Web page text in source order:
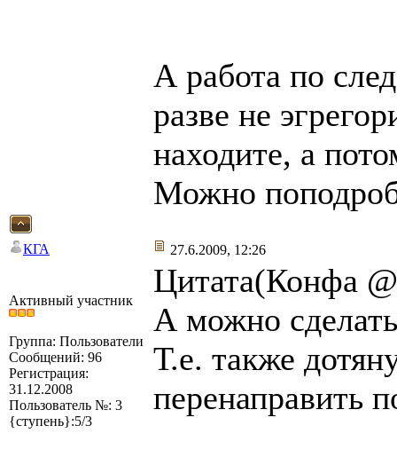
А работа по
разве не
находите, а
Можно
КГА 27.6.2009, 12:26
Активный участник
Группа: Пользователи
Сообщений: 96
Регистрация:
31.12.2008
Пользователь №: 3
{ступень}:5/3
Цитата(Конфа
А можно
Т.е. также
перенаправить